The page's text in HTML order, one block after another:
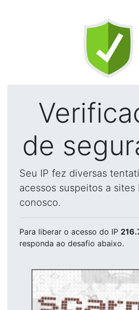
de
Seu IP fez diversas
acessos suspeitos a sites
conosco.
Para liberar o acesso do IP
responda ao desafio abaixo.